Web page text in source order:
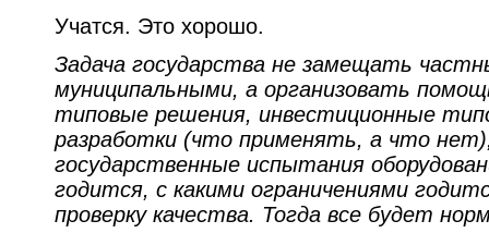
Учатся. Это хорошо.
Задача государства не замещать
муниципальными, а организовать
типовые решения, инвестиционные
разработки (что применять, а что
государственные испытания
годится, с какими ограничениями
проверку качества. Тогда все будет